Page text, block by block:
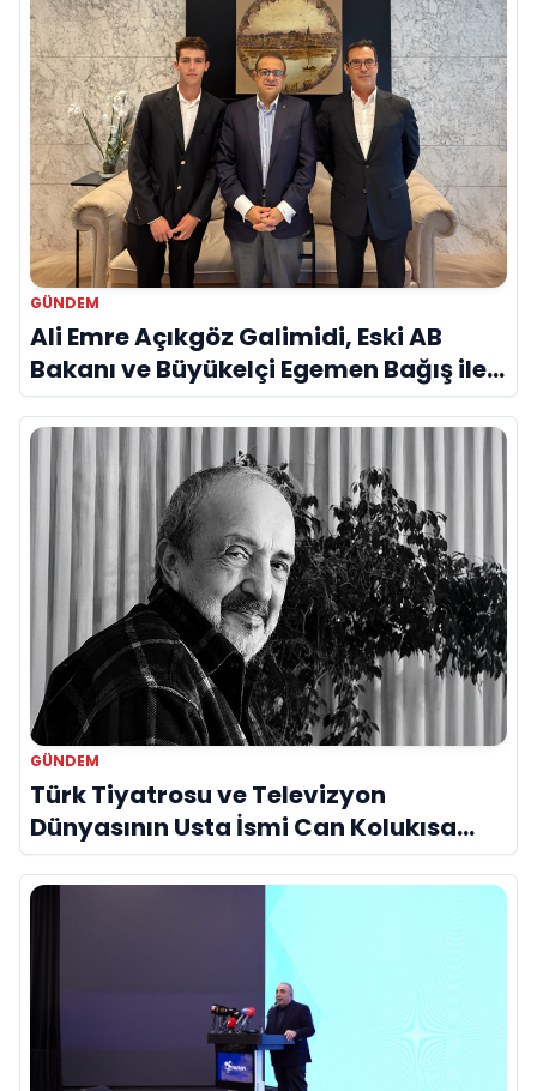
GÜNDEM
Ali Emre Açıkgöz Galimidi, Eski AB
Bakanı ve Büyükelçi Egemen Bağış ile
Bir Araya Geldi
GÜNDEM
Türk Tiyatrosu ve Televizyon
Dünyasının Usta İsmi Can Kolukısa
Hayatını Kaybetti